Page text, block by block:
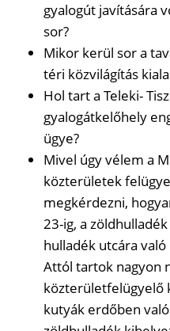
gyalogút javítására
sor?
Mikor kerül sor a
téri közvilágítás
Hol tart a Teleki-
gyalogátkelőhely
ügye?
Mivel úgy vélem a
közterületek
megkérdezni,
23-ig, a
hulladék utcára
Attól tartok nagyon
közterületfelügyelő
kutyák erdőben